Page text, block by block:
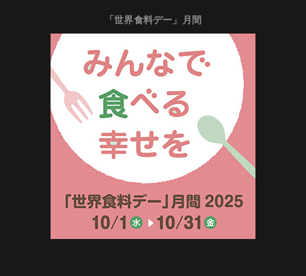
「世界食料デー」月間